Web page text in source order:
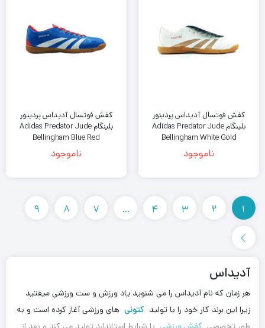
کفش فوتسال آدیداس پردیتور
بلینگام Adidas Predator Jude
Bellingham White Gold
ناموجود
کفش فوتسال آدیداس پردیتور
بلینگام Adidas Predator Jude
Bellingham Blue Red
ناموجود
1
2
3
4
…
7
8
9
آدیداس
هر زمان که نام آدیداس را می شنوید یاد ورزش و ست ورزشی میفتید
زیرا این برند کار خود را با تولید کتونی های ورزشی آغاز کرده است و به